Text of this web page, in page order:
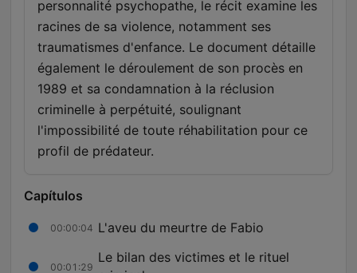
personnalité psychopathe, le récit examine les
racines de sa violence, notamment ses
traumatismes d'enfance. Le document détaille
également le déroulement de son procès en
1989 et sa condamnation à la réclusion
criminelle à perpétuité, soulignant
l'impossibilité de toute réhabilitation pour ce
profil de prédateur.
Capítulos
00:00:04 L'aveu du meurtre de Fabio
00:01:29
Le bilan des victimes et le rituel